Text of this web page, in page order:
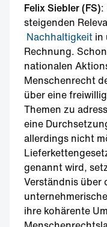
Felix Siebler (FS):
steigenden
Nachhaltigkeit in
Rechnung.
nationalen
Menschenrecht
über eine
Themen zu
eine
allerdings nicht
genannt wird,
Verständnis über
ihre kohärente